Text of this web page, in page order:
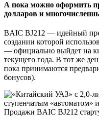
А пока можно оформить
долларов и
BAIC BJ212 — идейный
создании которой
— официально выйдет на
текущего года. В тот же
пока принимаются
бонусов).